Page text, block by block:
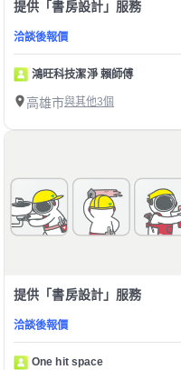
提供「書房設計」服務
洽談後報價
鴻旺科技潔淨 賴師傅
高雄市與其他3個
提供「書房設計」服務
洽談後報價
One hit space